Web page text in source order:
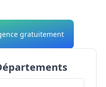
gratuitement